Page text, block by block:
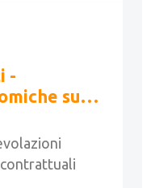
-
sulle